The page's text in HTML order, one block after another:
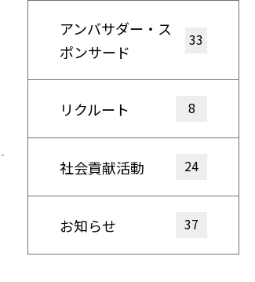
アンバサダー・ス
ポンサード
33
リクルート 8
社会貢献活動 24
お知らせ 37